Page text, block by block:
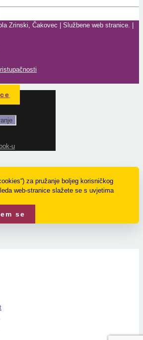
Zrinski, Čakovec | Službene web stranice. |
u
za pružanje boljeg korisničkog
web-stranice slažete se s uvjetima
se